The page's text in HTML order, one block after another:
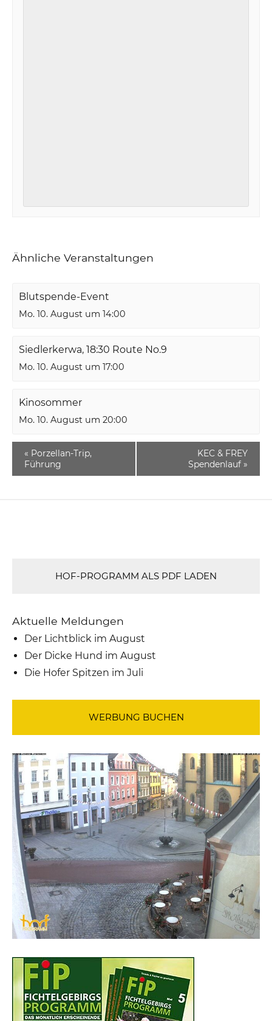
Ähnliche Veranstaltungen
Blutspende-Event
Mo. 10. August um 14:00
Siedlerkerwa, 18:30 Route No.9
Mo. 10. August um 17:00
Kinosommer
Mo. 10. August um 20:00
« Porzellan-Trip,
Führung
KEC & FREY
Spendenlauf »
HOF-PROGRAMM ALS PDF LADEN
Aktuelle Meldungen
Der Lichtblick im August
Der Dicke Hund im August
Die Hofer Spitzen im Juli
WERBUNG BUCHEN